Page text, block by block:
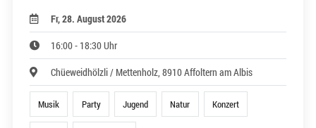
Fr, 28. August 2026
16:00 - 18:30 Uhr
Chüeweidhölzli / Mettenholz, 8910 Affoltern am Albis
Musik Party Jugend Natur Konzert